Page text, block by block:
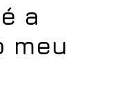
a
meu